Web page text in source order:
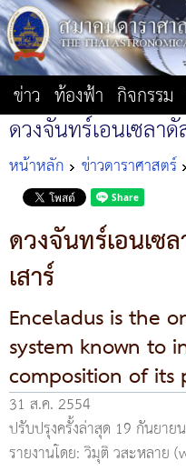
ข่าว ท้องฟ้า กิจกรรม
ดวงจันทร์เอนเซลา
หน้าหลัก ข่าวดาราศาสตร์
ดวงจันทร์เอนเซ
เสาร์
Enceladus is the
system known to
composition of
31 ส.ค. 2554
ปรับปรุงครั้งล่าสุด 19 กันยาย
รายงานโดย: วิมุติ วสะหลาย